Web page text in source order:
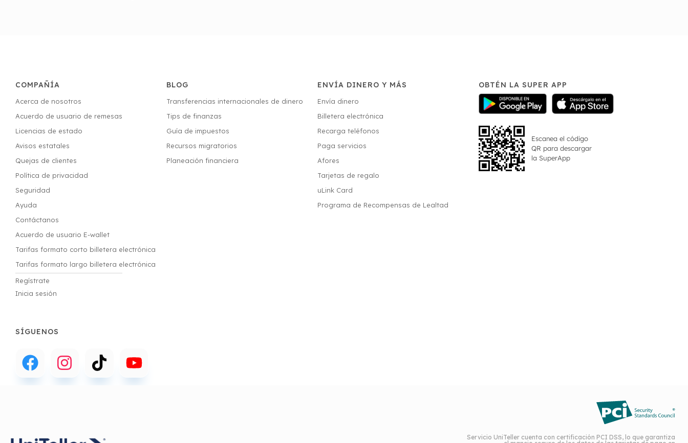
COMPAÑÍA
Acerca de nosotros
Acuerdo de usuario de remesas
Licencias de estado
Avisos estatales
Quejas de clientes
Política de privacidad
Seguridad
Ayuda
Contáctanos
Acuerdo de usuario E-wallet
Tarifas formato corto billetera electrónica
Tarifas formato largo billetera electrónica
Regístrate
Inicia sesión
BLOG
Transferencias internacionales de dinero
Tips de finanzas
Guía de impuestos
Recursos migratorios
Planeación financiera
ENVÍA DINERO Y MÁS
Envía dinero
Billetera electrónica
Recarga teléfonos
Paga servicios
Afores
Tarjetas de regalo
uLink Card
Programa de Recompensas de Lealtad
OBTÉN LA SUPER APP
Escanea el código
QR para descargar
la SuperApp
SÍGUENOS
Servicio UniTeller cuenta con certificación PCI DSS, lo que garantiza